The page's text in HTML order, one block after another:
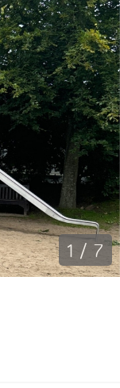
1 / 7